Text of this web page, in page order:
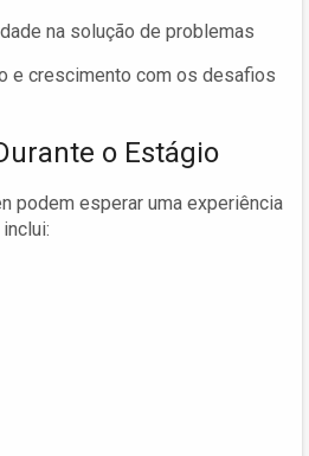
na solução de problemas
e crescimento com os desafios
o Estágio
podem esperar uma experiência